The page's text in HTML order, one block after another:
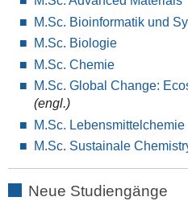
M.Sc. Bioinformatik und
M.Sc. Biologie
M.Sc. Chemie
M.Sc. Global Change:
(engl.)
M.Sc. Lebensmittelchemie
M.Sc. Sustainale
Neue Studiengänge